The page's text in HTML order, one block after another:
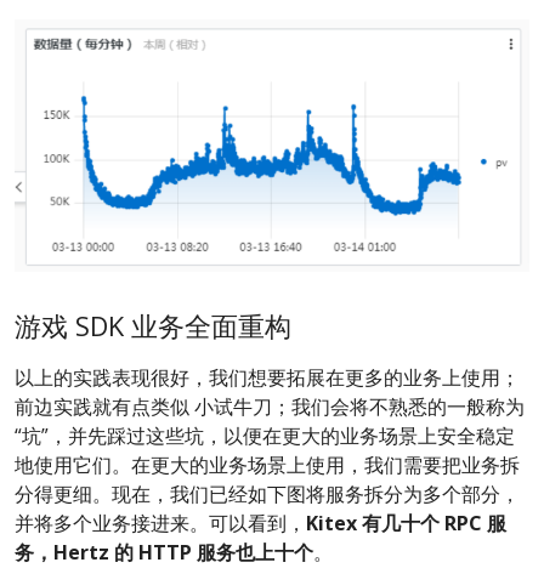
游戏 SDK 业务全面重构
以上的实践表现很好，我们想要拓展在更多的业务上使用；
前边实践就有点类似 小试牛刀；我们会将不熟悉的一般称为
“坑”，并先踩过这些坑，以便在更大的业务场景上安全稳定
地使用它们。在更大的业务场景上使用，我们需要把业务拆
分得更细。现在，我们已经如下图将服务拆分为多个部分，
并将多个业务接进来。可以看到， Kitex有几十个 RPC 服
务，Hertz 的 HTTP 服务也上十个。